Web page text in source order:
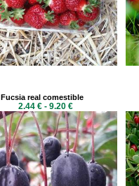
Fucsia real comestible
2.44 € - 9.20 €